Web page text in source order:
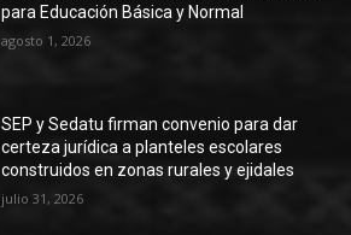
para Educación Básica y Normal
agosto 1, 2026
SEP y Sedatu firman convenio para dar
certeza jurídica a planteles escolares
construidos en zonas rurales y ejidales
julio 31, 2026